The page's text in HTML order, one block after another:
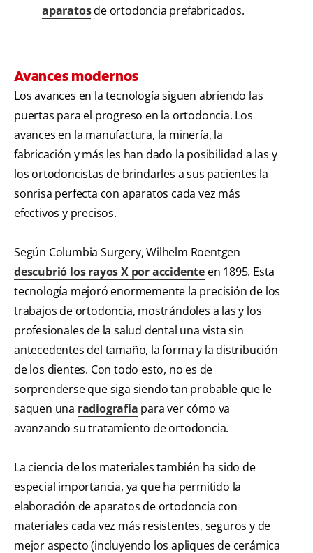
aparatosde ortodoncia prefabricados.
Avances modernos
Los avances en la tecnología siguen abriendo las
puertas para el progreso en la ortodoncia. Los
avances en la manufactura, la minería, la
fabricación y más les han dado la posibilidad a las y
los ortodoncistas de brindarles a sus pacientes la
sonrisa perfecta con aparatos cada vez más
efectivos y precisos.
Según Columbia Surgery, Wilhelm Roentgen
descubrió los rayos X por accidente en 1895. Esta
tecnología mejoró enormemente la precisión de los
trabajos de ortodoncia, mostrándoles a las y los
profesionales de la salud dental una vista sin
antecedentes del tamaño, la forma y la distribución
de los dientes. Con todo esto, no es de
sorprenderse que siga siendo tan probable que le
saquen una radiografía para ver cómo va
avanzando su tratamiento de ortodoncia.
La ciencia de los materiales también ha sido de
especial importancia, ya que ha permitido la
elaboración de aparatos de ortodoncia con
materiales cada vez más resistentes, seguros y de
mejor aspecto (incluyendo los apliques de cerámica